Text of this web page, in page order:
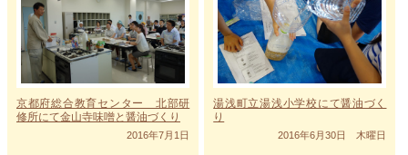
京都府総合教育センター 北部研
修所にて金山寺味噌と醤油づくり
2016年7月1日
湯浅町立湯浅小学校にて醤油づく
り
2016年6月30日 木曜日